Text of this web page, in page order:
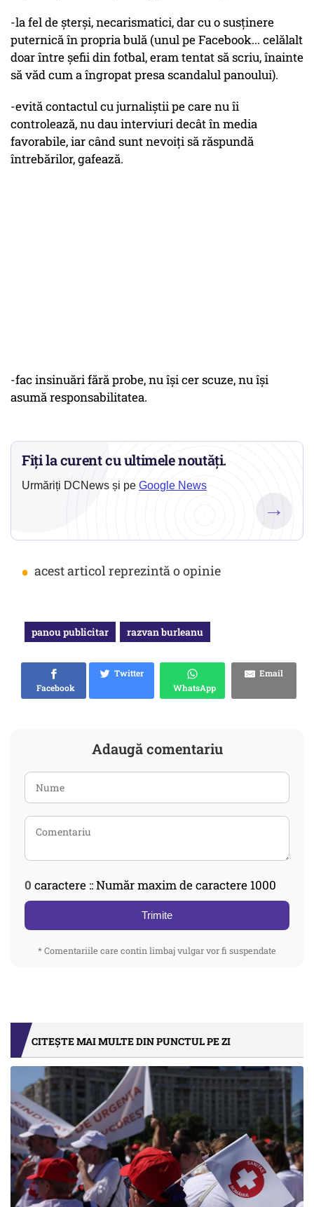
-la fel de șterși, necarismatici, dar cu o susținere
puternică în propria bulă (unul pe Facebook... celălalt
doar între șefii din fotbal, eram tentat să scriu, înainte
să văd cum a îngropat presa scandalul panoului).
-evită contactul cu jurnaliștii pe care nu îi
controlează, nu dau interviuri decât în media
favorabile, iar când sunt nevoiți să răspundă
întrebărilor, gafează.
-fac insinuări fără probe, nu își cer scuze, nu își
asumă responsabilitatea.
Fiți la curent cu ultimele noutăți.
Urmăriți DCNews și pe Google News
→
• acest articol reprezintă o opinie
panou publicitar razvan burleanu
Facebook
Twitter
WhatsApp
Email
Adaugă comentariu
0 caractere :: Număr maxim de caractere 1000
Trimite
* Comentariile care contin limbaj vulgar vor fi suspendate
CITEȘTE MAI MULTE DIN PUNCTUL PE ZI